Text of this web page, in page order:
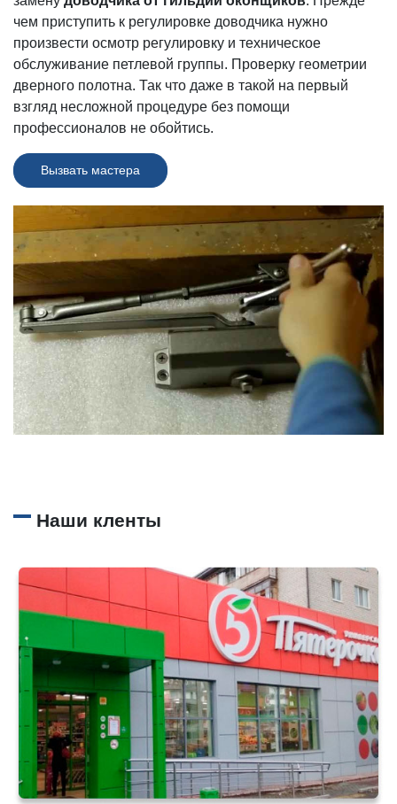
чем приступить к регулировке доводчика нужно
произвести осмотр регулировку и техническое
обслуживание петлевой группы. Проверку геометрии
дверного полотна. Так что даже в такой на первый
взгляд несложной процедуре без помощи
профессионалов не обойтись.
Вызвать мастера
Наши кленты